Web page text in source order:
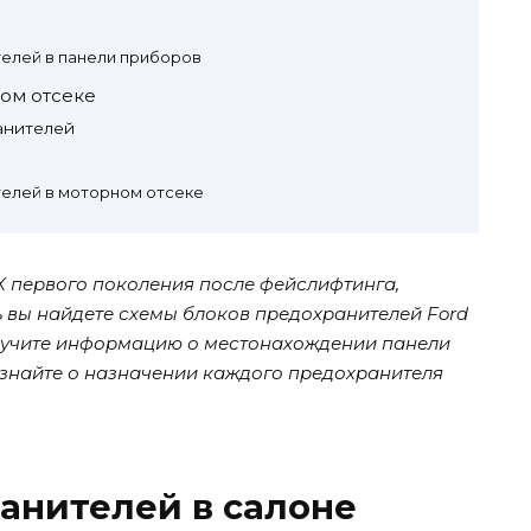
в панели приборов
отсеке
в моторном отсеке
поколения после фейслифтинга,
найдете схемы блоков предохранителей Ford
информацию о местонахождении панели
о назначении каждого предохранителя
в салоне